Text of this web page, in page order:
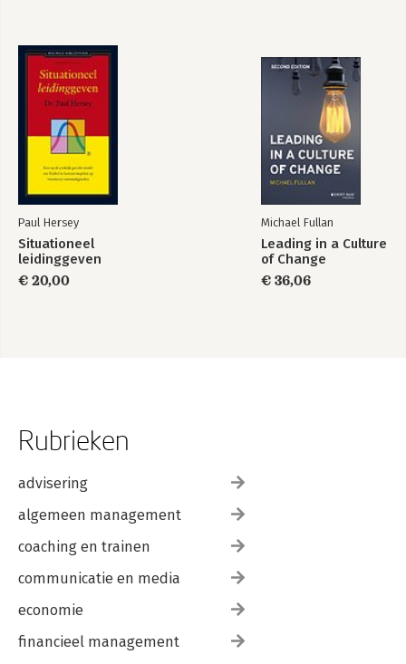
Paul Hersey
Situationeel
leidinggeven
€ 20,00
Michael Fullan
Leading in a Culture
of Change
€ 36,06
Rubrieken
advisering
algemeen management
coaching en trainen
communicatie en media
economie
financieel management